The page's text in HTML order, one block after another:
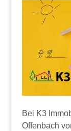
Bei K3
Offenbach